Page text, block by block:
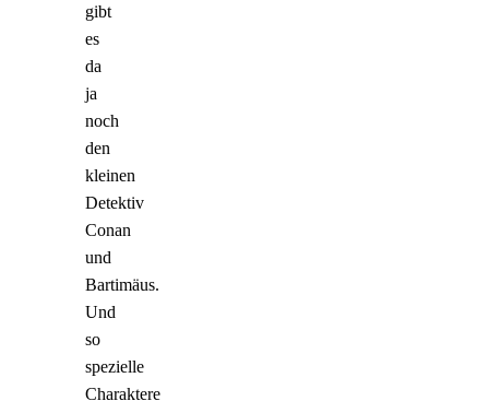
gibt
es
da
ja
noch
den
kleinen
Detektiv
Conan
und
Bartimäus.
Und
so
spezielle
Charaktere